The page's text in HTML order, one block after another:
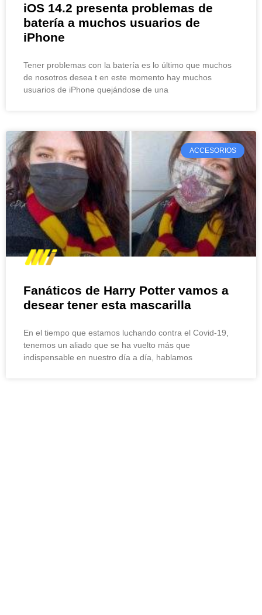
iOS 14.2 presenta problemas de
batería a muchos usuarios de
iPhone
Tener problemas con la batería es lo último que muchos
de nosotros desea t en este momento hay muchos
usuarios de iPhone quejándose de una
ACCESORIOS
Fanáticos de Harry Potter vamos a
desear tener esta mascarilla
En el tiempo que estamos luchando contra el Covid-19,
tenemos un aliado que se ha vuelto más que
indispensable en nuestro día a día, hablamos